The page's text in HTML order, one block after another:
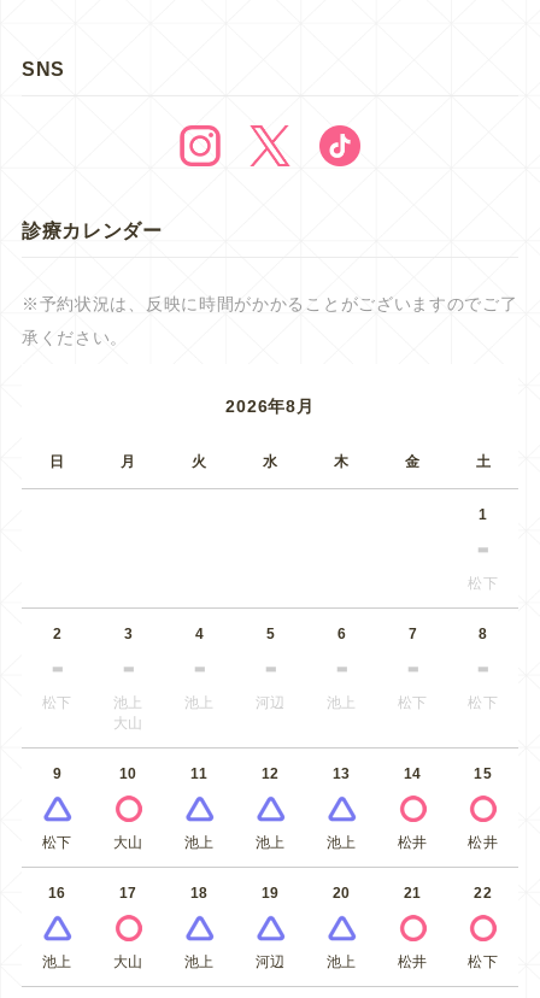
SNS
診療カレンダー
※予約状況は、反映に時間がかかることがございますのでご了
承ください。
2026年8月
日 月 火 水 木 金 土
1
松下
2
松下
3
池上
大山
4
池上
5
河辺
6
池上
7
松下
8
松下
9
松下
10
大山
11
池上
12
池上
13
池上
14
松井
15
松井
16
池上
17
大山
18
池上
19
河辺
20
池上
21
松井
22
松下